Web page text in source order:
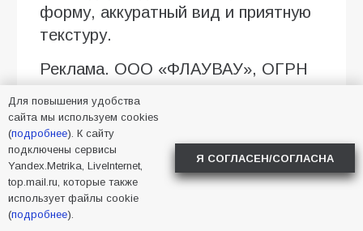
форму, аккуратный вид и приятную
текстуру.
Реклама. ООО «ФЛАУВАУ», ОГРН
erid:2SDnjcyq3kf
2026, Батайск
Для повышения удобства
сайта мы используем cookies
(подробнее). К сайту
подключены сервисы
Yandex.Metrika, LiveInternet,
top.mail.ru, которые также
использует файлы cookie
(подробнее).
Я СОГЛАСЕН/СОГЛАСНА